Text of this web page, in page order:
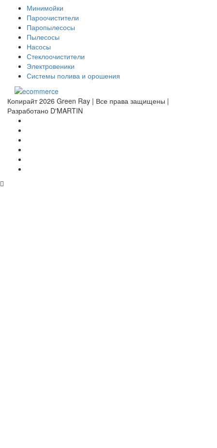
Минимойки
Пароочистители
Паропылесосы
Пылесосы
Насосы
Стеклоочистители
Электровеники
Системы полива и орошения
Копирайт 2026 Green Ray | Все права защищены |
Разработано D'MARTIN